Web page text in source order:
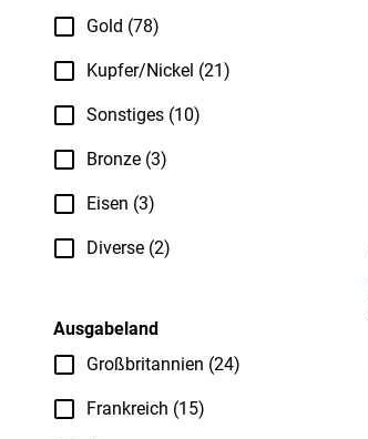
Gold (78)
Kupfer/Nickel (21)
Sonstiges (10)
Bronze (3)
Eisen (3)
Diverse (2)
Ausgabeland
Großbritannien (24)
Frankreich (15)